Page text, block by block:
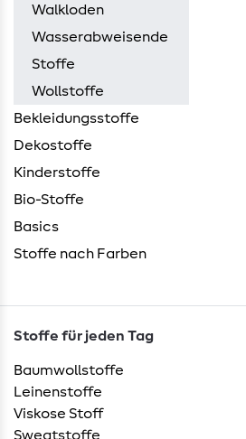
Walkloden
Wasserabweisende
Stoffe
Wollstoffe
Bekleidungsstoffe
Dekostoffe
Kinderstoffe
Bio-Stoffe
Basics
Stoffe nach Farben
Stoffe für jeden Tag
Baumwollstoffe
Leinenstoffe
Viskose Stoff
Sweatstoffe